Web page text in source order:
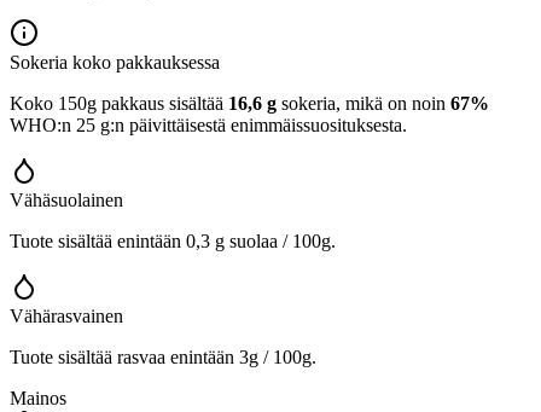
Sokeria koko pakkauksessa
Koko 150g pakkaus sisältää 16,6 g sokeria, mikä on noin 67%
WHO:n 25 g:n päivittäisestä enimmäissuosituksesta.
Vähäsuolainen
Tuote sisältää enintään 0,3 g suolaa / 100g.
Vähärasvainen
Tuote sisältää rasvaa enintään 3g / 100g.
Mainos